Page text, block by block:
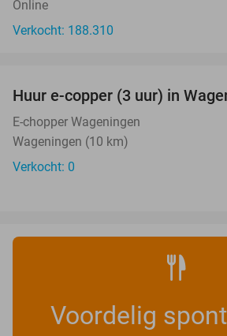
Online
Verkocht: 188.310
TODAY
Huur e-copper (3 uur) in
E-chopper Wageningen
Wageningen (10 km)
Verkocht: 0
Voordelig